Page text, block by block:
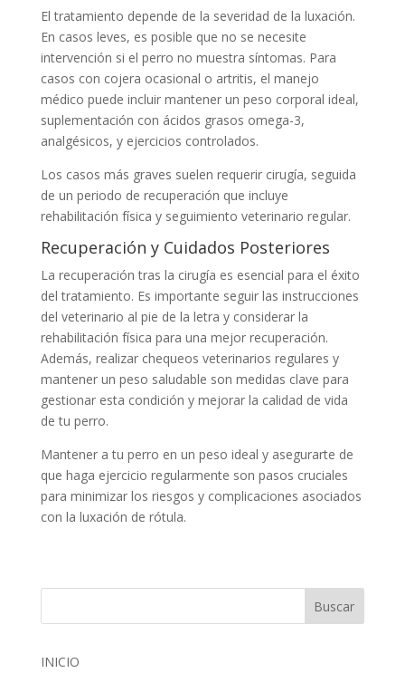
El tratamiento depende de la severidad de la luxación.
En casos leves, es posible que no se necesite
intervención si el perro no muestra síntomas. Para
casos con cojera ocasional o artritis, el manejo
médico puede incluir mantener un peso corporal ideal,
suplementación con ácidos grasos omega-3,
analgésicos, y ejercicios controlados.
Los casos más graves suelen requerir cirugía, seguida
de un periodo de recuperación que incluye
rehabilitación física y seguimiento veterinario regular.
Recuperación y Cuidados Posteriores
La recuperación tras la cirugía es esencial para el éxito
del tratamiento. Es importante seguir las instrucciones
del veterinario al pie de la letra y considerar la
rehabilitación física para una mejor recuperación.
Además, realizar chequeos veterinarios regulares y
mantener un peso saludable son medidas clave para
gestionar esta condición y mejorar la calidad de vida
de tu perro.
Mantener a tu perro en un peso ideal y asegurarte de
que haga ejercicio regularmente son pasos cruciales
para minimizar los riesgos y complicaciones asociados
con la luxación de rótula.
INICIO